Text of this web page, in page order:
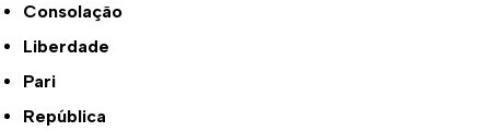
Consolação
Liberdade
Pari
República